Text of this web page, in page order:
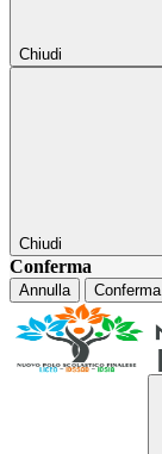
Chiudi
Chiudi
Conferma
Annulla Conferma